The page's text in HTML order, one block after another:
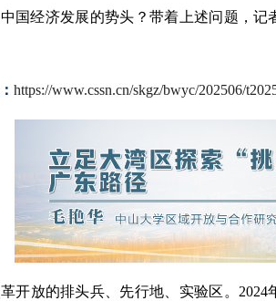
国经济发展的势头？带着上述问题，
https://www.cssn.cn/skgz/bwyc/202506/
放的排头兵、先行地、实验区。2024